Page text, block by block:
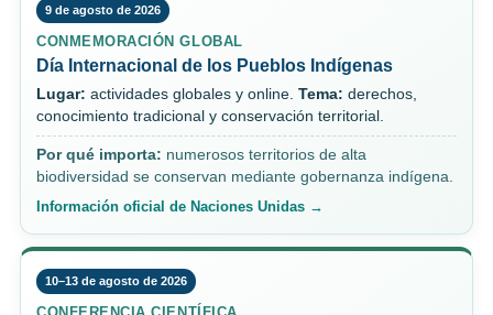
9 de agosto de 2026
CONMEMORACIÓN GLOBAL
Día Internacional de los Pueblos Indígenas
Lugar: actividades globales y online. Tema: derechos,
conocimiento tradicional y conservación territorial.
Por qué importa: numerosos territorios de alta
biodiversidad se conservan mediante gobernanza indígena.
Información oficial de Naciones Unidas →
10–13 de agosto de 2026